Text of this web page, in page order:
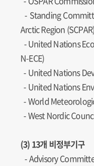
- Standing
Arctic Region (SCPAR)
-United Nations
N-ECE)
- United Nations
- United Nations
- World
- West Nordic
(3) 13개 비정부기구
- Advisory